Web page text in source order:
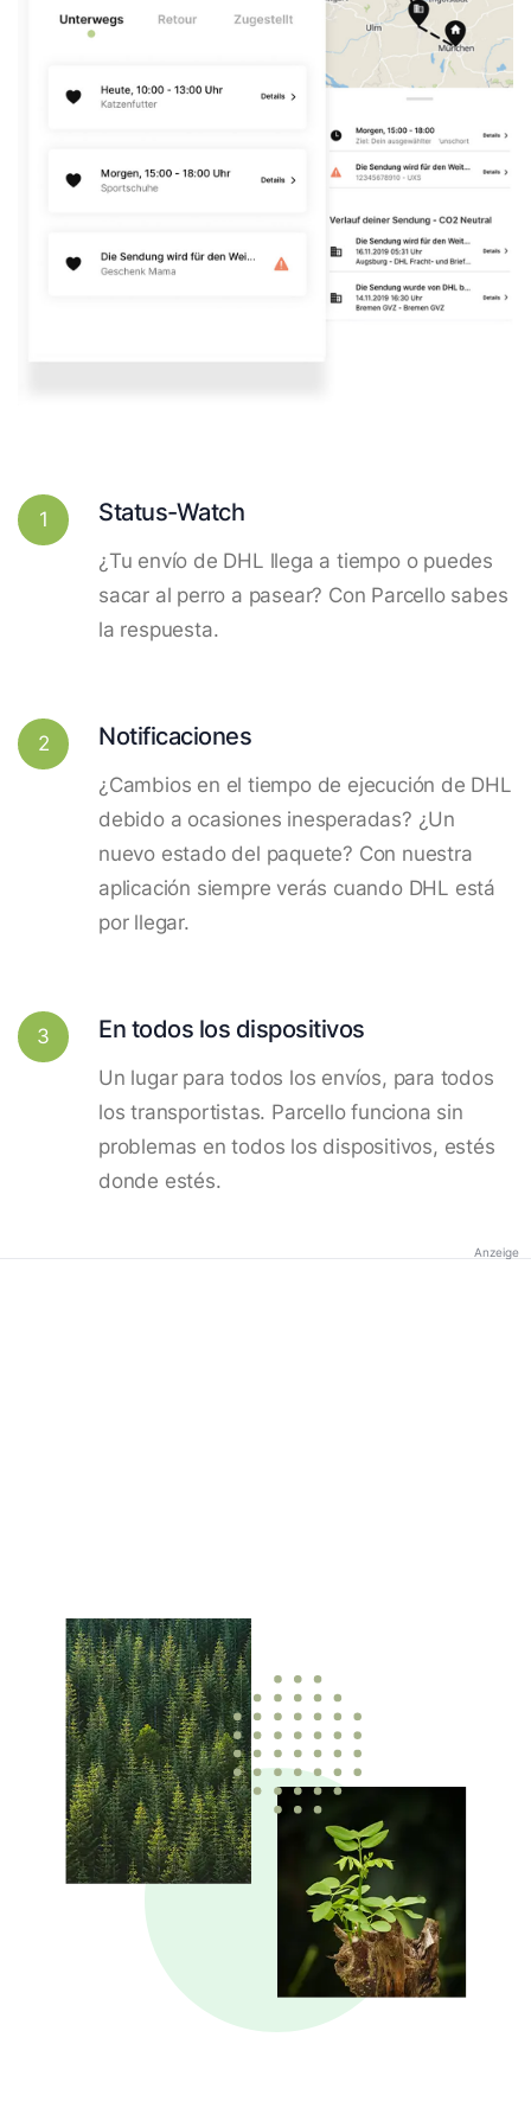
1 Status-Watch
¿Tu envío de DHL llega a tiempo o puedes
sacar al perro a pasear? Con Parcello sabes
la respuesta.
2 Notificaciones
¿Cambios en el tiempo de ejecución de DHL
debido a ocasiones inesperadas? ¿Un
nuevo estado del paquete? Con nuestra
aplicación siempre verás cuando DHL está
por llegar.
3 En todos los dispositivos
Un lugar para todos los envíos, para todos
los transportistas. Parcello funciona sin
problemas en todos los dispositivos, estés
donde estés.
Anzeige